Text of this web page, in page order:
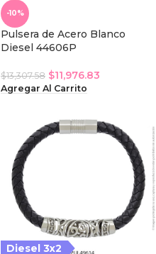
-10%
Pulsera de Acero Blanco
Diesel 44606P
$13,307.58 $11,976.83
Agregar Al Carrito
Diesel 3x2